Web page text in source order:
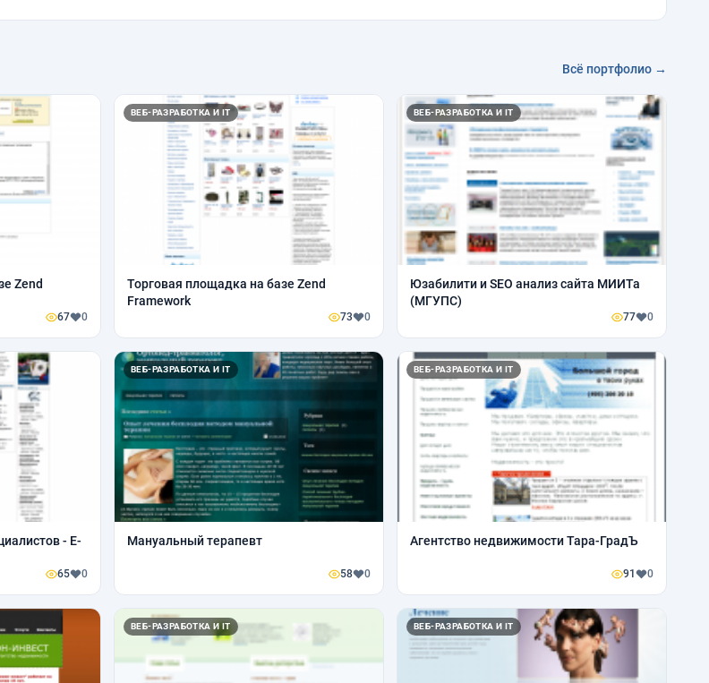
Всё портфолио →
Zend
67 0
ВЕБ-РАЗРАБОТКА И IT
Торговая площадка на базе Zend
Framework
73 0
ВЕБ-РАЗРАБОТКА И IT
Юзабилити и SEO анализ сайта МИИТа
(МГУПС)
77 0
- E-
65 0
ВЕБ-РАЗРАБОТКА И IT
Мануальный терапевт
58 0
ВЕБ-РАЗРАБОТКА И IT
Агентство недвижимости Тара-ГрадЪ
91 0
ВЕБ-РАЗРАБОТКА И IT ВЕБ-РАЗРАБОТКА И IT